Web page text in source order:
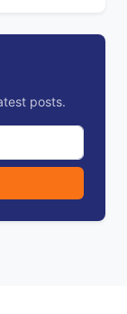
posts.